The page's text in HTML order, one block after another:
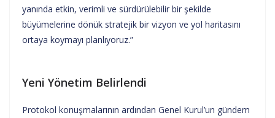
yanında etkin, verimli ve sürdürülebilir bir şekilde
büyümelerine dönük stratejik bir vizyon ve yol haritasını
ortaya koymayı planlıyoruz.”
Yeni Yönetim Belirlendi
Protokol konuşmalarının ardından Genel Kurul’un gündem